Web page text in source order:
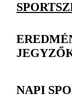
NAPI